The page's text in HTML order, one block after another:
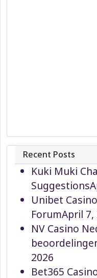
Recent Posts
Kuki Muki
Suggestions
Unibet
ForumApril 7,
NV Casino
2026
Bet365